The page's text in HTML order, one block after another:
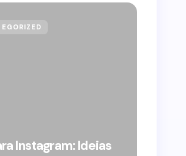
Instagram: Ideias